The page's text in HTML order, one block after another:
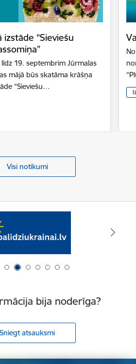
“Sieviešu
19. septembrim Jūrmalas
mājā būs skatāma krāšņa
“Sieviešu…
Visi notikumi
bija noderīga?
Sniegt atsauksmi